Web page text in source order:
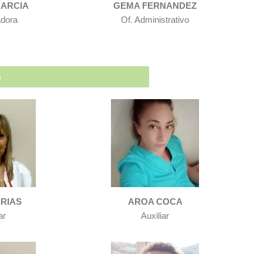
GEMA FERNANDEZ
Of. Administrativo
AROA COCA
Auxiliar